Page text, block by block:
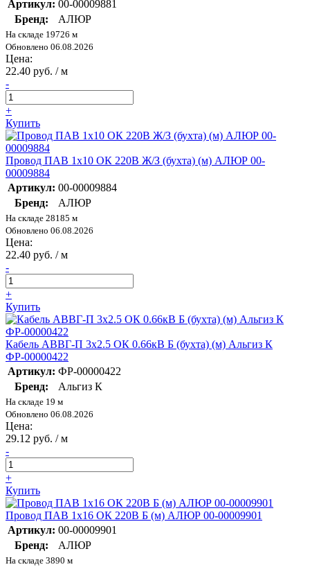
Артикул: 00-00009881
Бренд:
АЛЮР
На складе 19726 м
Обновлено 06.08.2026
Цена:
22.40 руб. / м
-
+
Купить
Провод ПАВ 1х10 ОК 220В Ж/З (бухта) (м) АЛЮР 00-
00009884
Артикул: 00-00009884
Бренд:
АЛЮР
На складе 28185 м
Обновлено 06.08.2026
Цена:
22.40 руб. / м
-
+
Купить
Кабель АВВГ-П 3х2.5 ОК 0.66кВ Б (бухта) (м) Альгиз К
ФР-00000422
Артикул: ФР-00000422
Бренд:
Альгиз К
На складе 19 м
Обновлено 06.08.2026
Цена:
29.12 руб. / м
-
+
Купить
Провод ПАВ 1х16 ОК 220В Б (м) АЛЮР 00-00009901
Артикул: 00-00009901
Бренд:
АЛЮР
На складе 3890 м